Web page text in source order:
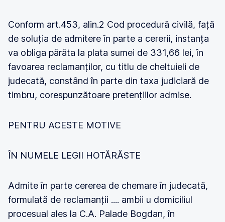
Conform art.453, alin.2 Cod procedură civilă, față
de soluția de admitere în parte a cererii, instanța
va obliga pârâta la plata sumei de 331,66 lei, în
favoarea reclamanților, cu titlu de cheltuieli de
judecată, constând în parte din taxa judiciară de
timbru, corespunzătoare pretențiilor admise.
PENTRU ACESTE MOTIVE
ÎN NUMELE LEGII HOTĂRĂSTE
Admite în parte cererea de chemare în judecată,
formulată de reclamanții .... ambii u domiciliul
procesual ales la C.A. Palade Bogdan, în